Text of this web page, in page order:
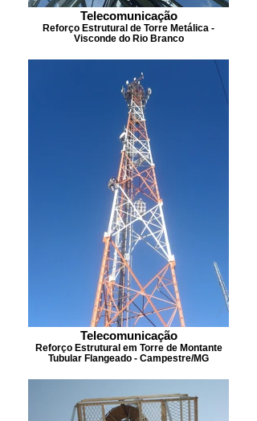
Telecomunicação
Reforço Estrutural de Torre Metálica -
Visconde do Rio Branco
Telecomunicação
Reforço Estrutural em Torre de Montante
Tubular Flangeado - Campestre/MG